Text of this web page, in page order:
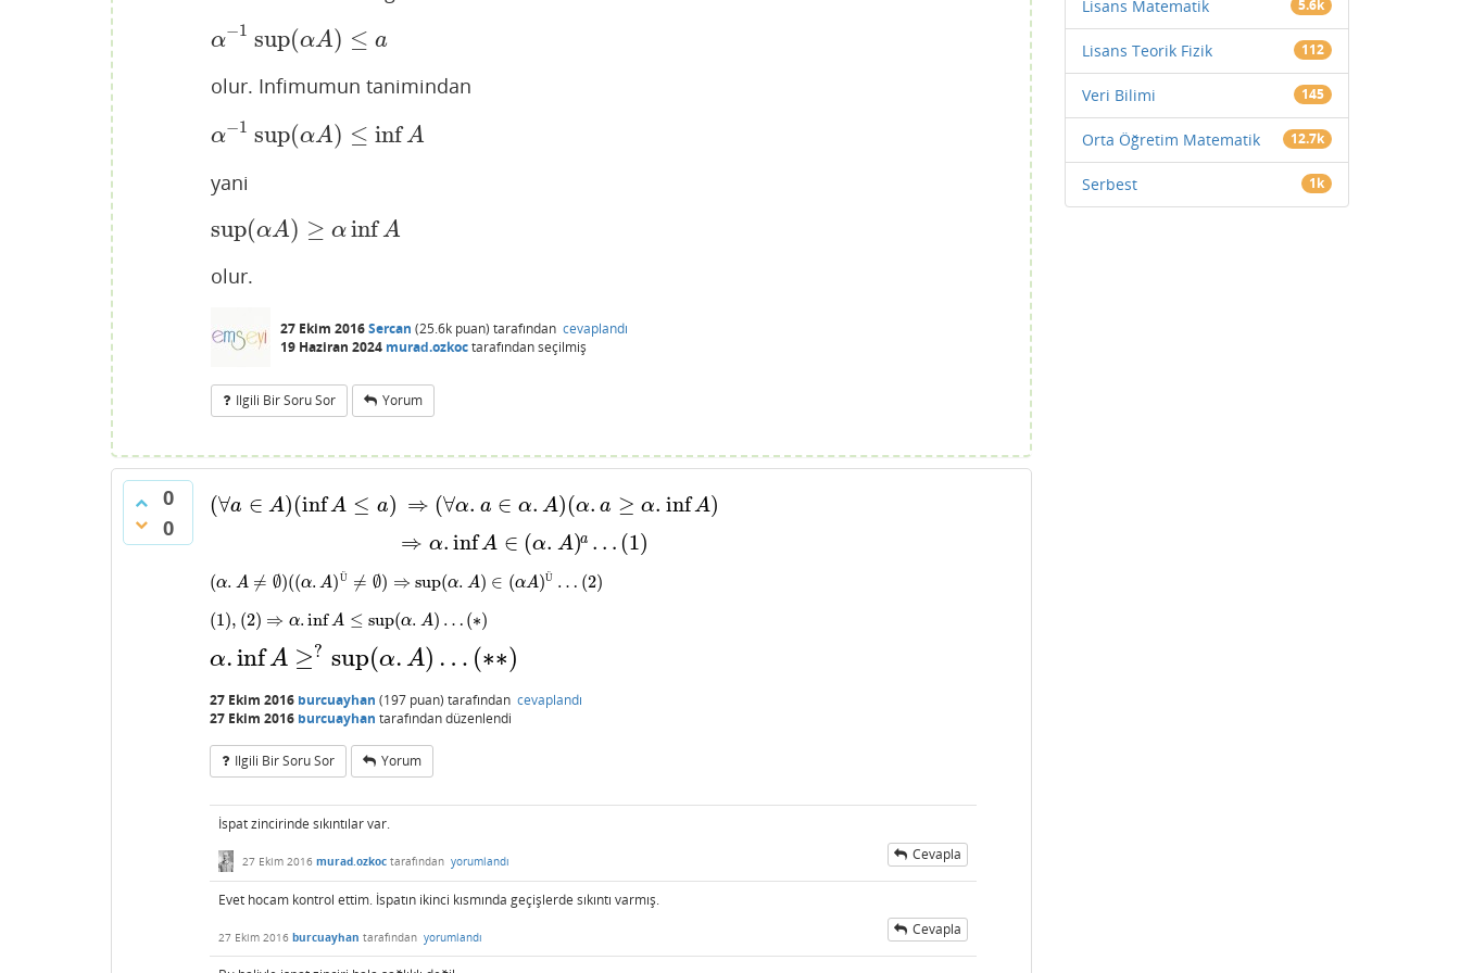
α−1 sup(αA) ≤ a
α −1sup(αA)≤ a
olur. Infimumun tanimindan
α−1 sup(αA) ≤ infA
α−1sup(αA) ≤infA
yani
sup(αA) ≥ αinfA
sup(αA )≥αinfA
olur.
27 Ekim 2016Sercan (25.6k puan) tarafından cevaplandı
19 Haziran 2024 murad.ozkoctarafındanseçilmiş
Ilgili Bir Soru Sor Yorum
0
0
(∀a ∈ A)(infA ≤ a)
( ∀a∈ A) (infA≤a) ⇒ (∀α. a ∈ α. A)(α. a ≥ α. infA)
⇒(∀ α .a∈α .A )( α.a ≥α.infA )
⇒ α. infA ∈ (α. A)a … (1)
⇒α. inf A∈( α.A )a … (1)
(α. A ≠ ∅)((α. A) Ü ≠ ∅) ⇒ sup(α. A) ∈ (αA)Ü … (2)
(α. A≠ ∅) ((α.A)Ü≠ ∅ )⇒ sup (α .A)∈(α A)Ü …( 2)
(1), (2) ⇒ α. infA ≤ sup(α. A) … (∗)
(1 ) ,(2 )⇒α .infA ≤sup (α.A)… (∗)
α.infA ≥? sup(α. A) … (∗∗)
α. infA≥ ?sup(α.A) …(∗ ∗ )
27 Ekim 2016 burcuayhan (197 puan) tarafından cevaplandı
27 Ekim 2016 burcuayhan tarafındandüzenlendi
Ilgili Bir Soru Sor Yorum
İspat zincirinde sıkıntılar var.
27 Ekim 2016 murad.ozkoc tarafından yorumlandı Cevapla
Evet hocam kontrol ettim. İspatın ikinci kısmında geçişlerde sıkıntı varmış.
27 Ekim 2016 burcuayhan tarafından yorumlandı Cevapla
Lisans Matematik 5.6k
Lisans Teorik Fizik 112
Veri Bilimi 145
Orta Öğretim Matematik 12.7k
Serbest 1k